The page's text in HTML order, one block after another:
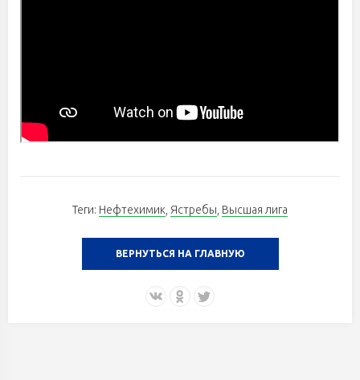
Теги: Нефтехимик Ястребы Высшая лига
ВЕРНУТЬСЯ НА ГЛАВНУЮ